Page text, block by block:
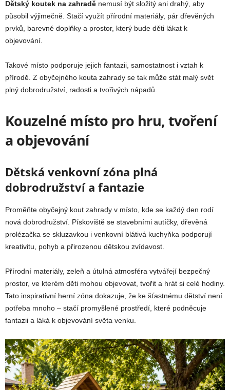
Dětský koutek na zahradě nemusí být složitý ani drahý, aby
působil výjimečně. Stačí využít přírodní materiály, pár dřevěných
prvků, barevné doplňky a prostor, který bude děti lákat k
objevování.
Takové místo podporuje jejich fantazii, samostatnost i vztah k
přírodě. Z obyčejného kouta zahrady se tak může stát malý svět
plný dobrodružství, radosti a tvořivých nápadů.
Kouzelné místo pro hru, tvoření
a objevování
Dětská venkovní zóna plná
dobrodružství a fantazie
Proměňte obyčejný kout zahrady v místo, kde se každý den rodí
nová dobrodružství. Pískoviště se stavebními autíčky, dřevěná
prolézačka se skluzavkou i venkovní blátivá kuchyňka podporují
kreativitu, pohyb a přirozenou dětskou zvídavost.
Přírodní materiály, zeleň a útulná atmosféra vytvářejí bezpečný
prostor, ve kterém děti mohou objevovat, tvořit a hrát si celé hodiny.
Tato inspirativní herní zóna dokazuje, že ke šťastnému dětství není
potřeba mnoho – stačí promyšlené prostředí, které podněcuje
fantazii a láká k objevování světa venku.